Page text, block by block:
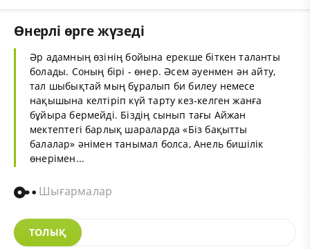
Өнерлі өрге жүзеді
Әр адамның өзінің бойына ерекше біткен таланты
болады. Соның бірі - өнер. Әсем әуенмен ән айту,
тал шыбықтай мың бұралып би билеу немесе
нақышына келтіріп күй тарту кез-келген жанға
бұйыра бермейді. Біздің сынып тағы Айжан
мектептегі барлық шараларда «Біз бақытты
балалар» әнімен танымал болса, Анель бишілік
өнерімен...
Шығармалар
ТОЛЫҚ